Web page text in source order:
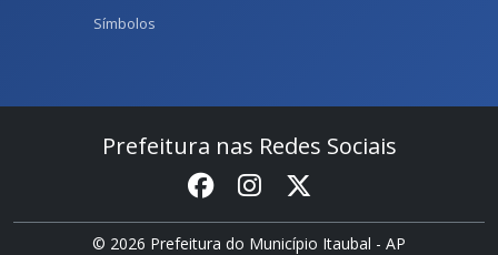
Símbolos
Prefeitura nas Redes Sociais
© 2026 Prefeitura do Município Itaubal - AP